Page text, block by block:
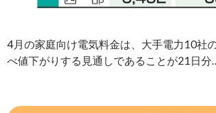
4月の家庭向け電気料金は、大手電力10社
べ値下がりする見通しであることが21日